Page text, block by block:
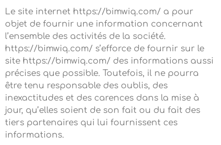
Le site internet https://bimwiq.com/ a pour
objet de fournir une information concernant
l’ensemble des activités de la société.
https://bimwiq.com/ s’efforce de fournir sur le
site https://bimwiq.com/ des informations aussi
précises que possible. Toutefois, il ne pourra
être tenu responsable des oublis, des
inexactitudes et des carences dans la mise à
jour, qu’elles soient de son fait ou du fait des
tiers partenaires qui lui fournissent ces
informations.